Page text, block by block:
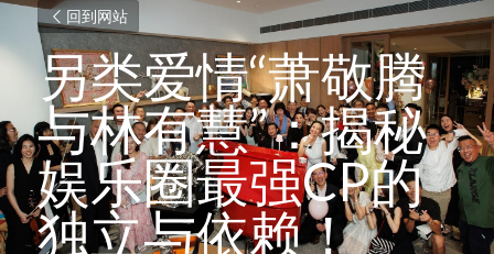
回到网站
另类爱情“萧敬腾
与林有慧”：揭秘
娱乐圈最强CP的
独立与依赖！